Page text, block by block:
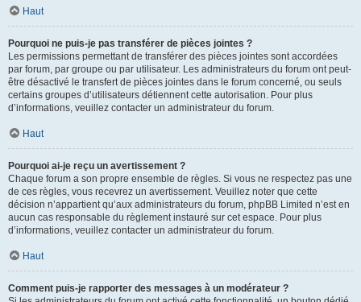
Haut
Pourquoi ne puis-je pas transférer de pièces jointes ?
Les permissions permettant de transférer des pièces jointes sont accordées
par forum, par groupe ou par utilisateur. Les administrateurs du forum ont peut-
être désactivé le transfert de pièces jointes dans le forum concerné, ou seuls
certains groupes d’utilisateurs détiennent cette autorisation. Pour plus
d’informations, veuillez contacter un administrateur du forum.
Haut
Pourquoi ai-je reçu un avertissement ?
Chaque forum a son propre ensemble de règles. Si vous ne respectez pas une
de ces règles, vous recevrez un avertissement. Veuillez noter que cette
décision n’appartient qu’aux administrateurs du forum, phpBB Limited n’est en
aucun cas responsable du règlement instauré sur cet espace. Pour plus
d’informations, veuillez contacter un administrateur du forum.
Haut
Comment puis-je rapporter des messages à un modérateur ?